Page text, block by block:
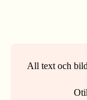
All text och